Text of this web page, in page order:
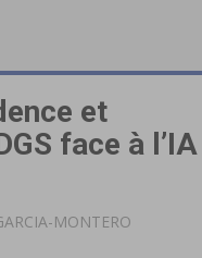
et
face à l’IA
MONTERO